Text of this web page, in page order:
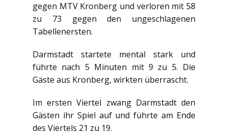
gegen MTV Kronberg und verloren mit 58
zu 73 gegen den ungeschlagenen
Tabellenersten.
Darmstadt startete mental stark und
führte nach 5 Minuten mit 9 zu 5. Die
Gäste aus Kronberg, wirkten überrascht.
Im ersten Viertel zwang Darmstadt den
Gästen ihr Spiel auf und führte am Ende
des Viertels 21 zu 19.